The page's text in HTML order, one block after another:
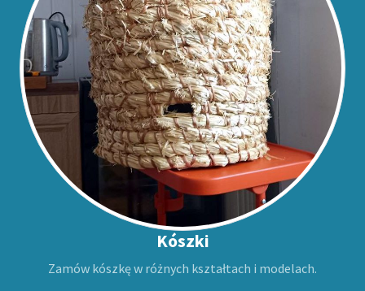
Kószki
Zamów kószkę w różnych kształtach i modelach.